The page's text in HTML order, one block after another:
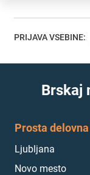
PRIJAVA VSEBINE:
Brskaj
Prosta
Ljubljana
Novo mesto